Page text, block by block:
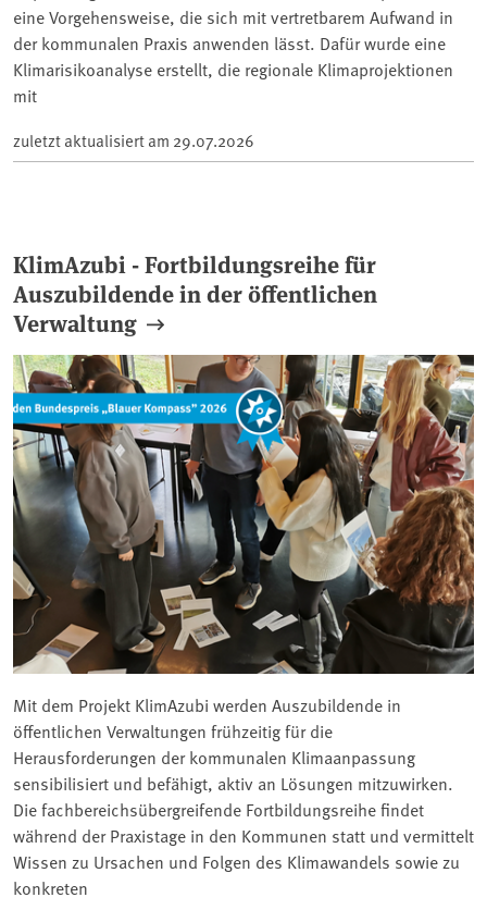
eine Vorgehensweise, die sich mit vertretbarem Aufwand in
der kommunalen Praxis anwenden lässt. Dafür wurde eine
Klimarisikoanalyse erstellt, die regionale Klimaprojektionen
mit
zuletzt aktualisiert am 29.07.2026
KlimAzubi - Fortbildungsreihe für
Auszubildende in der öffentlichen
Verwaltung
Mit dem Projekt KlimAzubi werden Auszubildende in
öffentlichen Verwaltungen frühzeitig für die
Herausforderungen der kommunalen Klimaanpassung
sensibilisiert und befähigt, aktiv an Lösungen mitzuwirken.
Die fachbereichsübergreifende Fortbildungsreihe findet
während der Praxistage in den Kommunen statt und vermittelt
Wissen zu Ursachen und Folgen des Klimawandels sowie zu
konkreten